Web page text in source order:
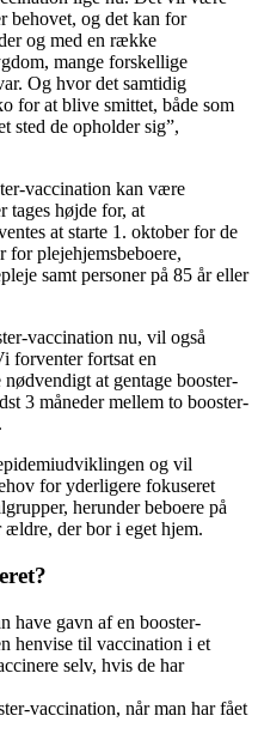
behovet, og det kan for
og med en række
mange forskellige
Og hvor det samtidig
for at blive smittet, både som
sted de opholder sig”,
vaccination kan være
tages højde for, at
at starte 1. oktober for de
for plejehjemsbeboere,
samt personer på 85 år eller
vaccination nu, vil også
forventer fortsat en
at gentage booster-
3 måneder mellem to booster-
og vil
for yderligere fokuseret
herunder beboere på
ældre, der bor i eget hjem.
have gavn af en booster-
henvise til vaccination i et
selv, hvis de har
vaccination, når man har fået